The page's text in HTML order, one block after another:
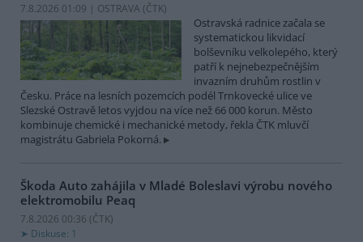
7.8.2026 01:09 | OSTRAVA (ČTK)
Ostravská radnice začala se
systematickou likvidací
bolševníku velkolepého, který
patří k nejnebezpečnějším
invazním druhům rostlin v
Česku. Práce na lesních pozemcích podél Trnkovecké ulice ve
Slezské Ostravě letos vyjdou na více než 66 000 korun. Město
kombinuje chemické i mechanické metody, řekla ČTK mluvčí
magistrátu Gabriela Pokorná.
Škoda Auto zahájila v Mladé Boleslavi výrobu nového
elektromobilu Peaq
7.8.2026 00:36 (ČTK)
Diskuse: 1